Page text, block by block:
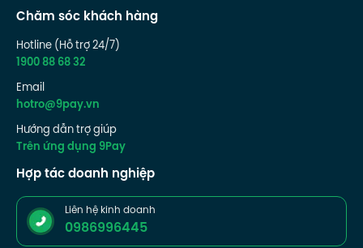
Chăm sóc khách hàng
Hotline (Hỗ trợ 24/7)
1900 88 68 32
Email
hotro@9pay.vn
Hướng dẫn trợ giúp
Trên ứng dụng 9Pay
Hợp tác doanh nghiệp
Liên hệ kinh doanh
0986996445